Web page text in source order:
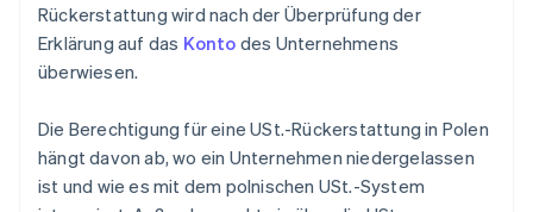
Rückerstattung wird nach der Überprüfung der
Erklärung auf das Konto des Unternehmens
überwiesen.
Die Berechtigung für eine USt.-Rückerstattung in Polen
hängt davon ab, wo ein Unternehmen niedergelassen
ist und wie es mit dem polnischen USt.-System